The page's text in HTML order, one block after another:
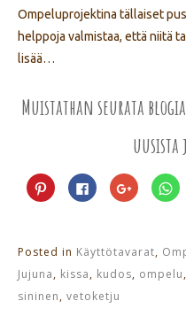
Ompeluprojektina tällaiset
helppoja valmistaa, että niitä
lisää…
Muistathan seurata blogia
Jaa
Pinterest
palvelussa(Avautuu
Jaa
uudessa
Jaa
Google+
Jaa
Posted in Käyttötavarat,
Jujuna, kissa, kudos, ompelu,
sininen, vetoketju